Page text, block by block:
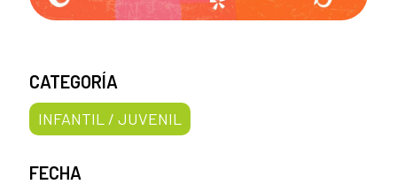
CATEGORÍA
INFANTIL / JUVENIL
FECHA